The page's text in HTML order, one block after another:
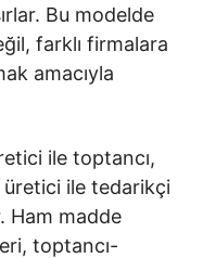
Bu modelde
farklı firmalara
amacıyla
ile toptancı,
ile tedarikçi
Ham madde
toptancı-